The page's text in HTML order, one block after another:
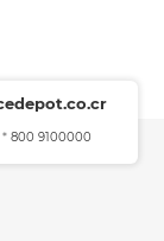
*800 9100000